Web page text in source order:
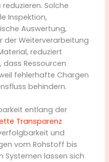
Solche
Inspektion,
Auswertung,
der Weiterverarbeitung
reduziert
Ressourcen
fehlerhafte Chargen
behindern.
entlang der
Transparenz
und
vom Rohstoff bis
Systemen lassen sich